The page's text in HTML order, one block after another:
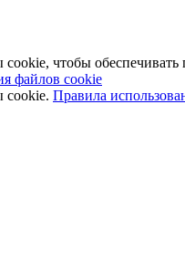
чтобы обеспечивать
файлов cookie
cookie. Правила